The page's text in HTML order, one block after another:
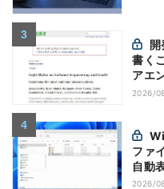
書く
アエ
神話
2026/
ファ
自動
2026/